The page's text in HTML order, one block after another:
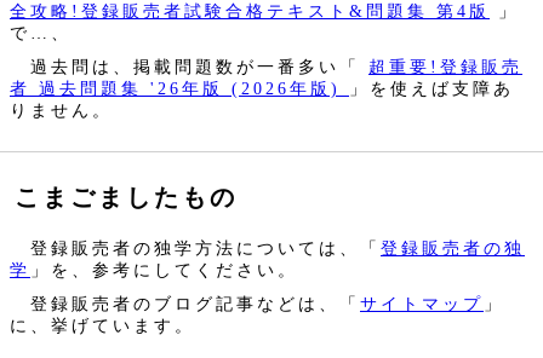
全攻略!登録販売者試験合格テキスト&問題集 第4版
」
で…、
過去問は、掲載問題数が一番多い「
超重要!登録販売
者 過去問題集 '26年版 (2026年版)
」を使えば支障あ
りません。
こまごましたもの
登録販売者の独学方法については、「 登録販売者の独
学 」を、参考にしてください。
登録販売者のブログ記事などは、「 サイトマップ 」
に、挙げています。